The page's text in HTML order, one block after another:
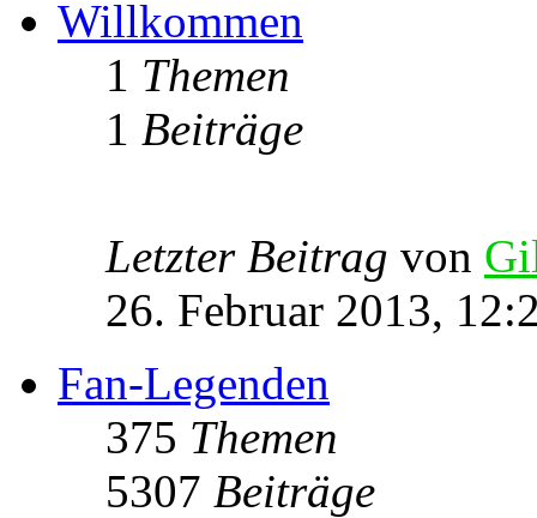
Willkommen
1 Themen
1 Beiträge
Letzter Beitrag von
26. Februar 2013,
Fan-Legenden
375 Themen
5307 Beiträge